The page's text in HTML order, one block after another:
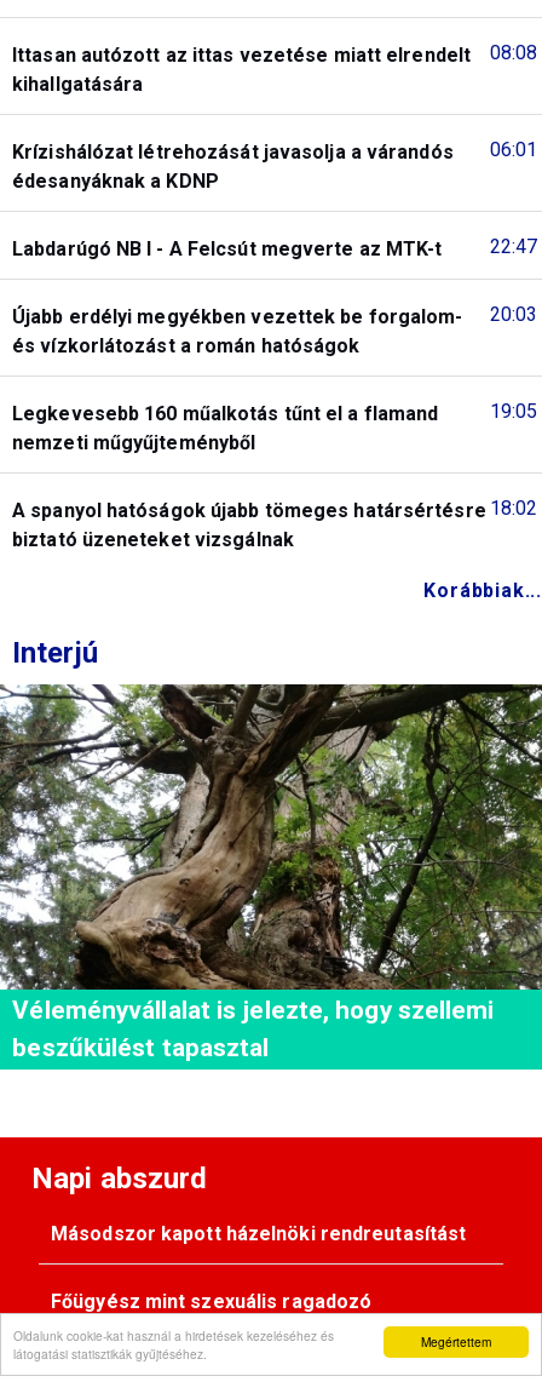
Megértettem
Oldalunk cookie-kat használ a hirdetések kezeléséhez és
látogatási statisztikák gyűjtéséhez.
08:08
Ittasan autózott az ittas vezetése miatt elrendelt
kihallgatására
06:01
Krízishálózat létrehozását javasolja a várandós
édesanyáknak a KDNP
22:47
Labdarúgó NB I - A Felcsút megverte az MTK-t
20:03
Újabb erdélyi megyékben vezettek be forgalom-
és vízkorlátozást a román hatóságok
19:05
Legkevesebb 160 műalkotás tűnt el a flamand
nemzeti műgyűjteményből
18:02
A spanyol hatóságok újabb tömeges határsértésre
biztató üzeneteket vizsgálnak
Korábbiak...
Interjú
Véleményvállalat is jelezte, hogy szellemi
beszűkülést tapasztal
Napi abszurd
Másodszor kapott házelnöki rendreutasítást
Főügyész mint szexuális ragadozó
Pimasz önkényúr